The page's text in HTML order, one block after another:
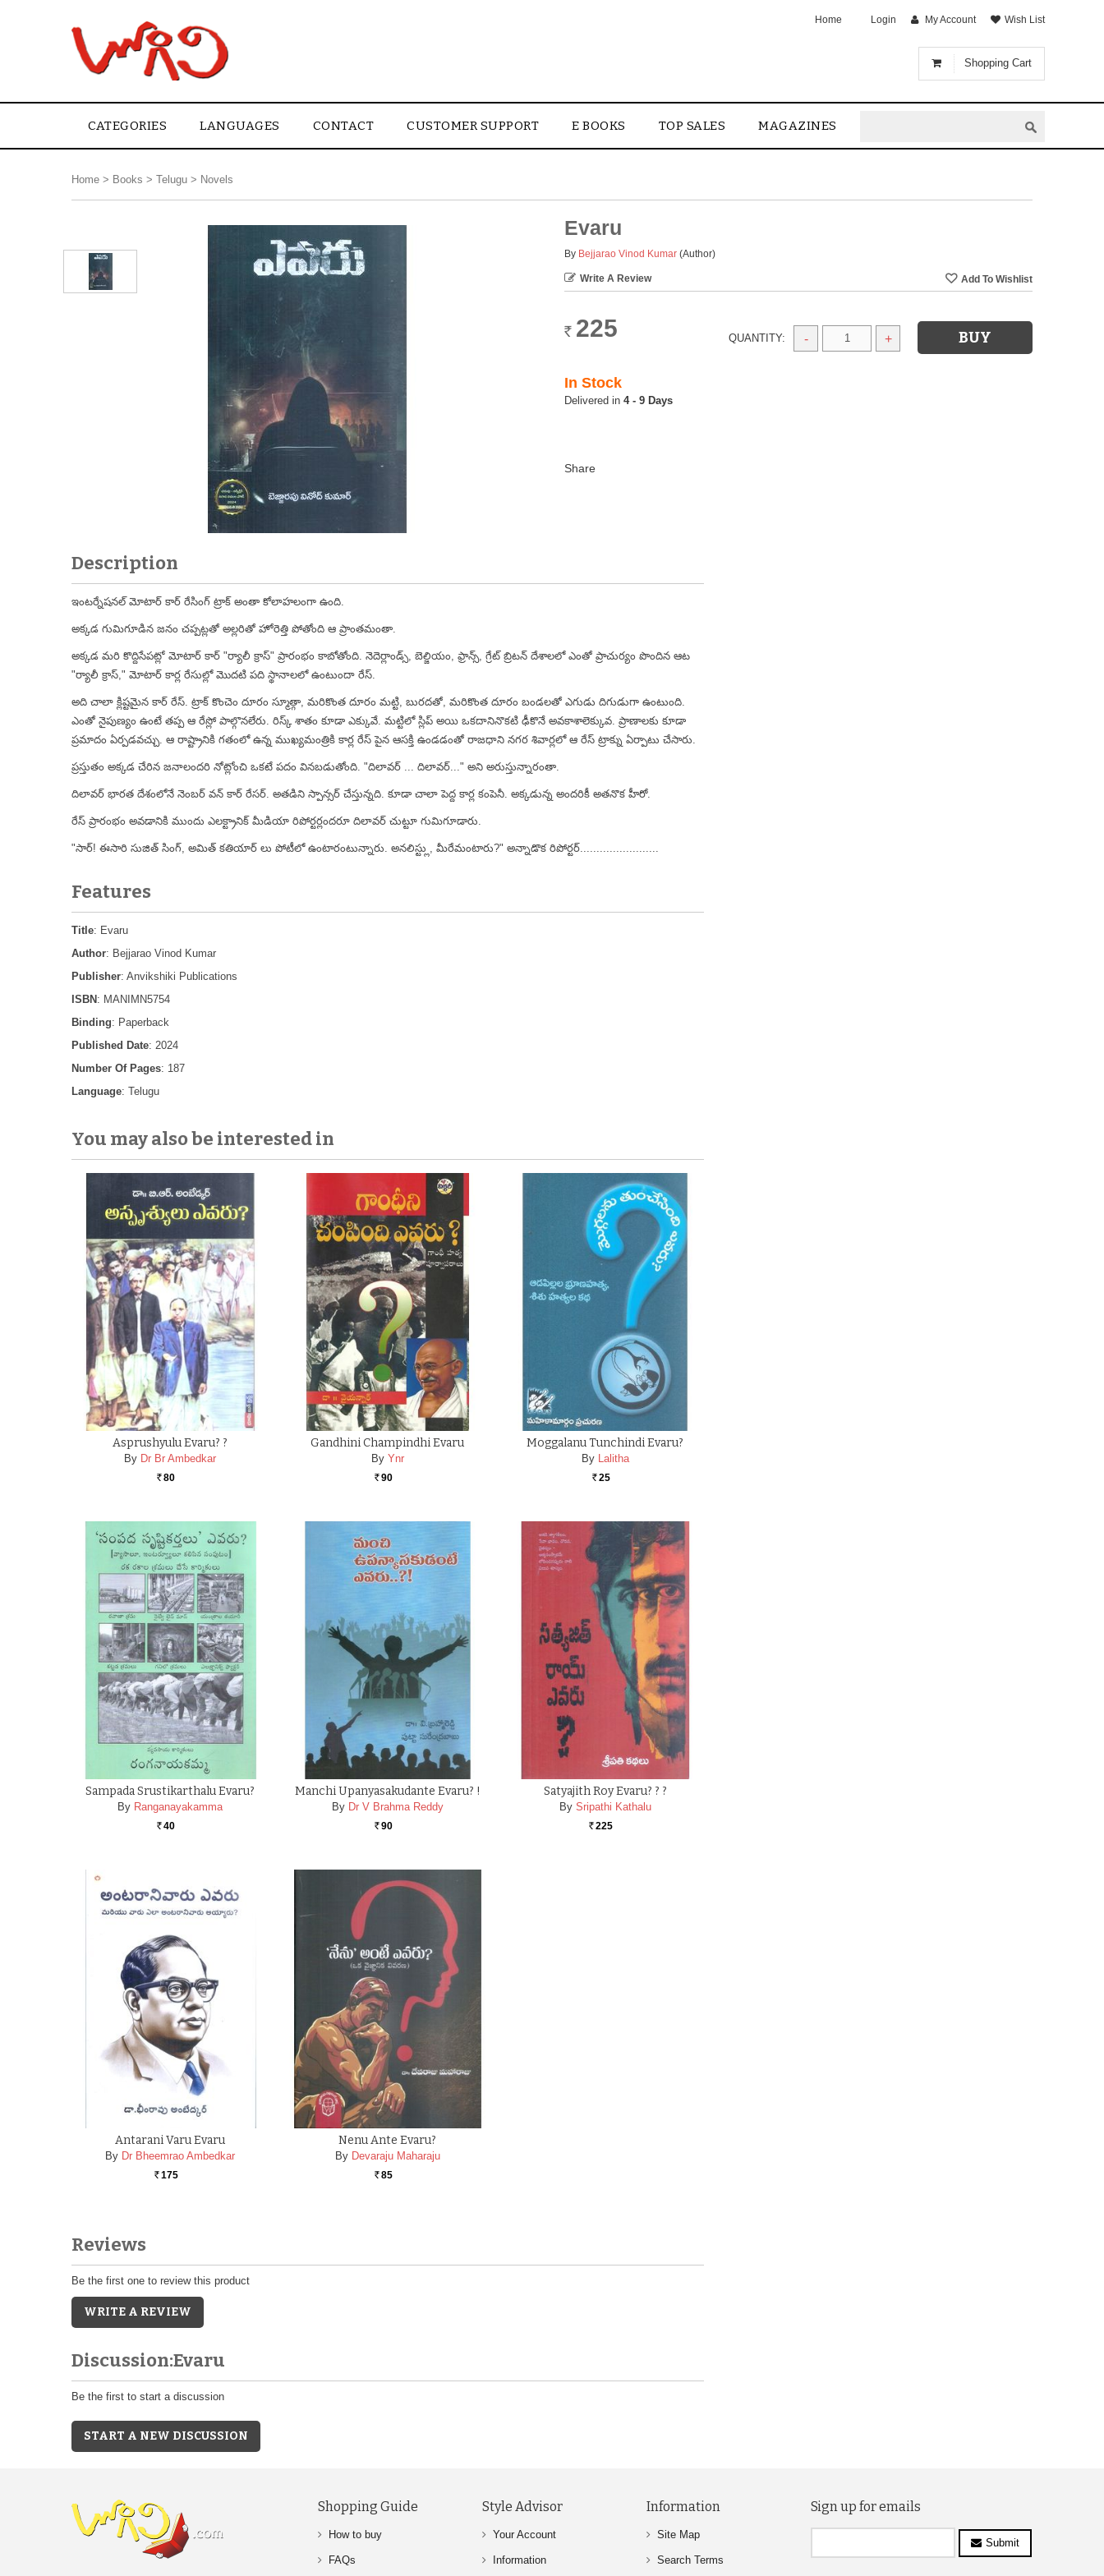
Shopping Cart
Home Login My Account Wish List
CATEGORIES LANGUAGES CONTACT CUSTOMER SUPPORT E BOOKS TOP SALES MAGAZINES
Home > Books > Telugu > Novels
Evaru
By Bejjarao Vinod Kumar (Author)
Write A Review
Rs. 225 QUANTITY: - +
In Stock
4 - 9 Days
Description
ఇంటర్నేషనల్ మోటార్ కార్ రేసింగ్ ట్రాక్ అంతా కోలాహలంగా ఉంది.
అక్కడ గుమిగూడిన జనం చప్పట్లతో అల్లరితో హోరెత్తి పోతోంది ఆ ప్రాంతమంతా.
అక్కడ మరి కొద్దిసేపట్లో మోటార్ కార్ "ర్యాలీ క్రాస్" ప్రారంభం కాబోతోంది. నెదెర్లాండ్స్, బెల్జియం, ఫ్రాన్స్, గ్రేట్ బ్రిటన్ దేశాలలో ఎంతో ప్రాచుర్యం పొందిన ఆట
"ర్యాలీ క్రాస్," మోటార్ కార్ల రేసుల్లో మొదటి పది స్థానాలలో ఉంటుందా రేస్.
అది చాలా క్లిష్టమైన కార్ రేస్. ట్రాక్ కొంచెం దూరం స్మూత్గా, మరికొంత దూరం మట్టి, బురదతో, మరికొంత దూరం బండలతో ఎగుడు దిగుడుగా ఉంటుంది.
ఎంతో నైపుణ్యం ఉంటే తప్ప ఆ రేస్లో పాల్గొనలేరు. రిస్క్ శాతం కూడా ఎక్కువే. మట్టిలో స్లిప్ అయి ఒకదానినొకటి ఢీకొనే అవకాశాలెక్కువ. ప్రాణాలకు కూడా
ప్రమాదం ఏర్పడవచ్చు. ఆ రాష్ట్రానికి గతంలో ఉన్న ముఖ్యమంత్రికి కార్ల రేస్ పైన ఆసక్తి ఉండడంతో రాజధాని నగర శివార్లలో ఆ రేస్ ట్రాక్ను ఏర్పాటు చేసారు.
ప్రస్తుతం అక్కడ చేరిన జనాలందరి నోట్లోంచి ఒకటే పదం వినబడుతోంది. "దిలావర్ ... దిలావర్..." అని అరుస్తున్నారంతా.
దిలావర్ భారత దేశంలోనే నెంబర్ వన్ కార్ రేసర్. అతడిని స్పాన్సర్ చేస్తున్నది. కూడా చాలా పెద్ద కార్ల కంపెనీ. అక్కడున్న అందరికీ అతనొక హీరో.
రేస్ ప్రారంభం అవడానికి ముందు ఎలక్ట్రానిక్ మీడియా రిపోర్టర్లందరూ దిలావర్ చుట్టూ గుమిగూడారు.
"సార్! ఈసారి సుజిత్ సింగ్, అమిత్ కతియార్ లు పోటీలో ఉంటారంటున్నారు. అనలిస్ట్లు, మీరేమంటారు?" అన్నాడొక రిపోర్టర్........................
Features
Title: Evaru
Author: Bejjarao Vinod Kumar
Publisher: Anvikshiki Publications
ISBN : MANIMN5754
Binding: Paperback
Published Date: 2024
Number Of Pages: 187
Language: Telugu
You may also be interested in
Asprushyulu Evaru? ?
By Dr Br Ambedkar
Rs. 80
Gandhini Champindhi Evaru
By Ynr
Rs. 90
Moggalanu Tunchindi Evaru?
By Lalitha
Rs. 25
Sampada Srustikarthalu Evaru?
By Ranganayakamma
Rs. 40
Manchi Upanyasakudante Evaru? !
By Dr V Brahma Reddy
Rs. 90
Satyajith Roy Evaru? ? ?
By Sripathi Kathalu
Rs. 225
Antarani Varu Evaru
By Dr Bheemrao Ambedkar
Rs. 175
Nenu Ante Evaru?
By Devaraju Maharaju
Rs. 85
Reviews
Be the first one to review this product
WRITE A REVIEW
Discussion:Evaru
Be the first to start a discussion
START A NEW DISCUSSION
Shopping Guide
How to buy
FAQs
Style Advisor
Your Account
Information
Information
Site Map
Search Terms
Sign up for emails
Submit